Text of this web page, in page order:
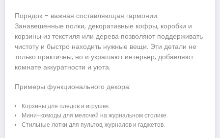
Порядок – важная составляющая гармонии.
Занавешенные полки, декоративные кофры, коробки и
корзины из текстиля или дерева позволяют поддерживать
чистоту и быстро находить нужные вещи. Эти детали не
только практичны, но и украшают интерьер, добавляют
комнате аккуратности и уюта.
Примеры функционального декора:
Корзины для пледов и игрушек.
Мини-комоды для мелочей на журнальном столике.
Стильные лотки для пультов, журналов и гаджетов.